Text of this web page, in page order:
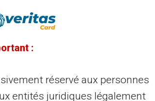
με αποκλειστικό IBAN
εικονική κάρτα
διεθνής φυσική ανάγλυφη
χρεώσεις
:
réservé aux personnes
entités juridiques légalement